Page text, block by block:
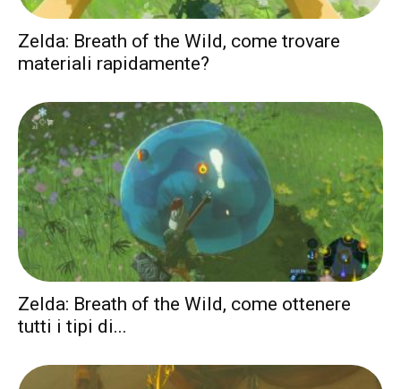
Zelda: Breath of the Wild, come trovare
materiali rapidamente?
Zelda: Breath of the Wild, come ottenere
tutti i tipi di...